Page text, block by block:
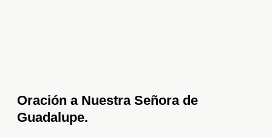
Oración a Nuestra Señora de
Guadalupe.